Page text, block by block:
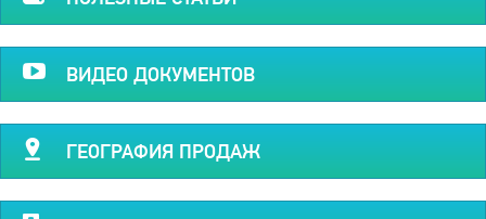
ВИДЕО ДОКУМЕНТОВ
ГЕОГРАФИЯ ПРОДАЖ